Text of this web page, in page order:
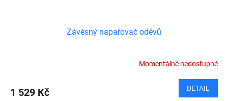
Závěsný napařovač oděvů
Momentálně nedostupné
1 529 Kč DETAIL